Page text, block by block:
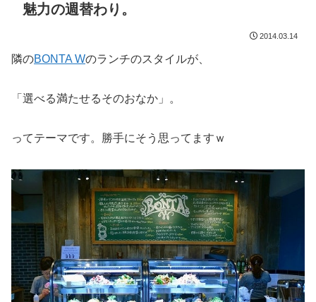
魅力の週替わり。
2014.03.14
隣のBONTA Wのランチのスタイルが、
「選べる満たせるそのおなか」。
ってテーマです。勝手にそう思ってますｗ